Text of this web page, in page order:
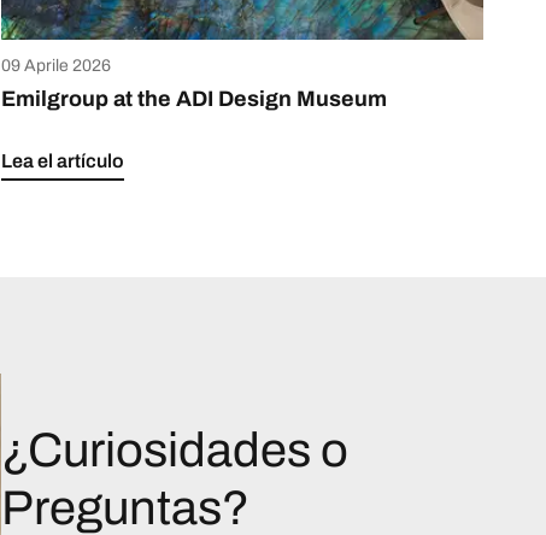
09 Aprile 2026
Emilgroup at the ADI Design Museum
Lea el artículo
¿Curiosidades o
Preguntas?